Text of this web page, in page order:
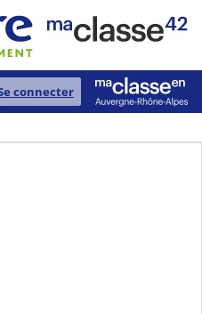
connecter